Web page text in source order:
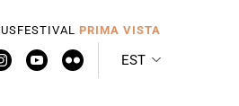
PRIMA VISTA
EST